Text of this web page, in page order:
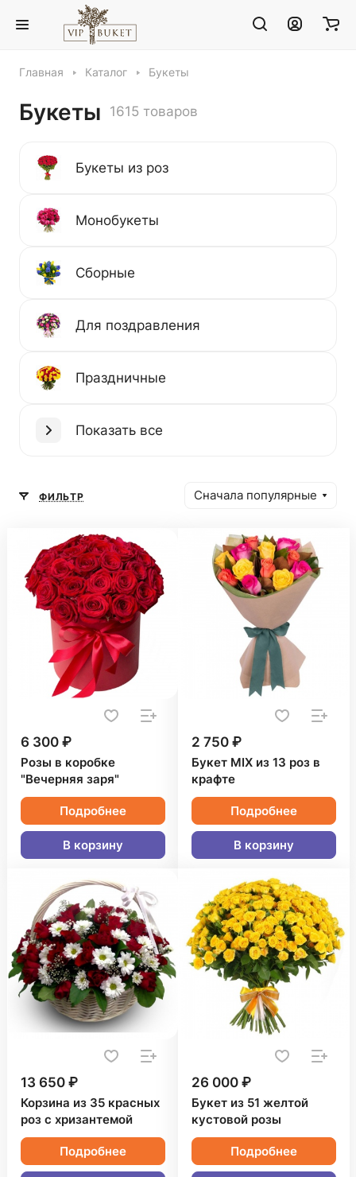
Главная Каталог Букеты
Букеты 1615 товаров
Букеты из роз
Монобукеты
Сборные
Для поздравления
Праздничные
Показать все
ФИЛЬТР Сначала популярные
6 300 ₽
Розы в коробке
"Вечерняя заря"
Подробнее
В корзину
2 750 ₽
Букет MIX из 13 роз в
крафте
Подробнее
В корзину
13 650 ₽
Корзина из 35 красных
роз с хризантемой
Подробнее
26 000 ₽
Букет из 51 желтой
кустовой розы
Подробнее